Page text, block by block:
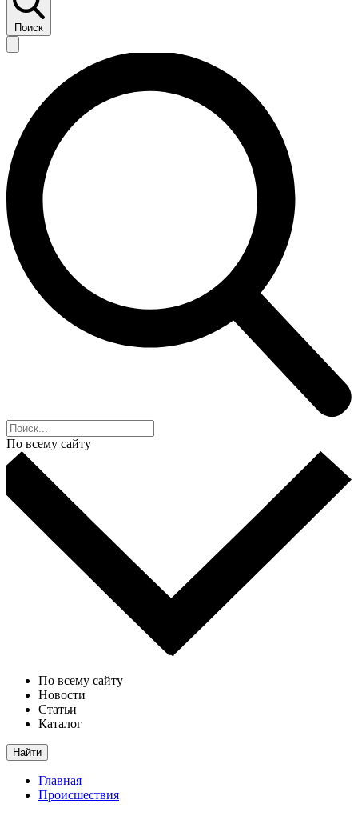
Поиск
По всему сайту
По всему сайту
Новости
Статьи
Каталог
Найти
Главная
Происшествия